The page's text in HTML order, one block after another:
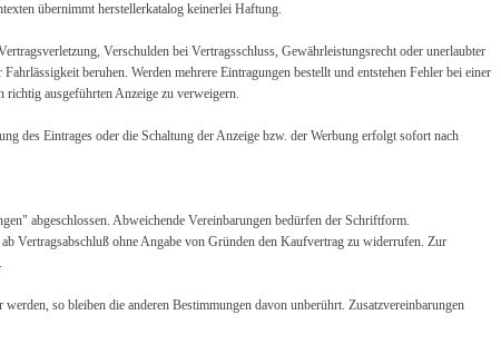
übernimmt herstellerkatalog keinerlei Haftung.
Verschulden bei Vertragsschluss, Gewährleistungsrecht oder unerlaubter
beruhen. Werden mehrere Eintragungen bestellt und entstehen Fehler bei einer
richtig ausgeführten Anzeige zu verweigern.
des Eintrages oder die Schaltung der Anzeige bzw. der Werbung erfolgt sofort nach
abgeschlossen. Abweichende Vereinbarungen bedürfen der Schriftform.
Vertragsabschluß ohne Angabe von Gründen den Kaufvertrag zu widerrufen. Zur
so bleiben die anderen Bestimmungen davon unberührt. Zusatzvereinbarungen